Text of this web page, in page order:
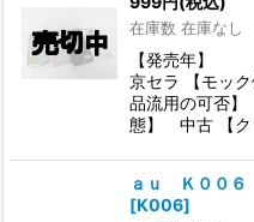
在庫数 在庫なし
【発売年】
京セラ 【モッ
品流用の可否
態】 中古 【ク
ａｕ Ｋ００
[K006]